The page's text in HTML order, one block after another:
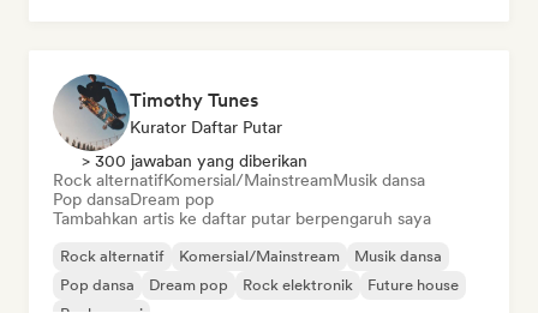
Timothy Tunes
Kurator Daftar Putar
> 300 jawaban yang diberikan
Rock alternatifKomersial/MainstreamMusik dansa
Pop dansaDream pop
Tambahkan artis ke daftar putar berpengaruh saya
Rock alternatif Komersial/Mainstream
Musik dansa
Pop dansa
Dream pop Rock elektronik
Future house